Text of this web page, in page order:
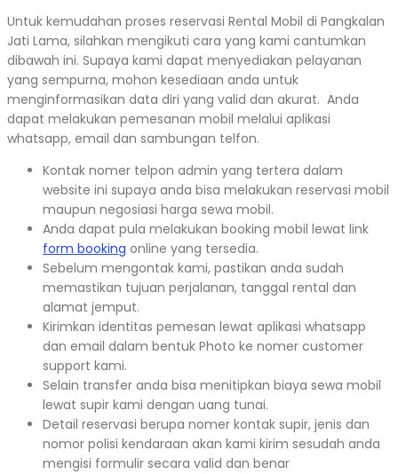
Untuk kemudahan proses reservasi Rental Mobil di Pangkalan
Jati Lama, silahkan mengikuti cara yang kami cantumkan
dibawah ini. Supaya kami dapat menyediakan pelayanan
yang sempurna, mohon kesediaan anda untuk
menginformasikan data diri yang valid dan akurat. Anda
dapat melakukan pemesanan mobil melalui aplikasi
whatsapp, email dan sambungan telfon.
Kontak nomer telpon admin yang tertera dalam
website ini supaya anda bisa melakukan reservasi mobil
maupun negosiasi harga sewa mobil.
Anda dapat pula melakukan booking mobil lewat link
form booking online yang tersedia.
Sebelum mengontak kami, pastikan anda sudah
memastikan tujuan perjalanan, tanggal rental dan
alamat jemput.
Kirimkan identitas pemesan lewat aplikasi whatsapp
dan email dalam bentuk Photo ke nomer customer
support kami.
Selain transfer anda bisa menitipkan biaya sewa mobil
lewat supir kami dengan uang tunai.
Detail reservasi berupa nomer kontak supir, jenis dan
nomor polisi kendaraan akan kami kirim sesudah anda
mengisi formulir secara valid dan benar